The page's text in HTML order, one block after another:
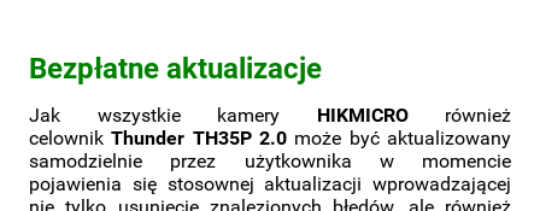
Bezpłatne aktualizacje
Jak wszystkie kamery HIKMICRO również
celownikThunder TH35P 2.0 może być aktualizowany
samodzielnie przez użytkownika w momencie
pojawienia się stosownej aktualizacji wprowadzającej